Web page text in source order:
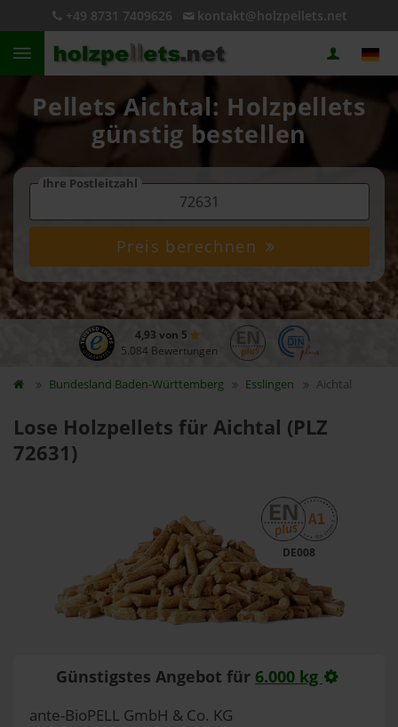
+49 8731 7409626 kontakt@holzpellets.net
Pellets Aichtal: Holzpellets
günstig bestellen
Ihre Postleitzahl
Preis berechnen
4,93 von 5
5.084 Bewertungen
Bundesland Baden-Württemberg Esslingen Aichtal
Lose Holzpellets für Aichtal (PLZ
72631)
DE008
Günstigstes Angebot für 6.000 kg
ante-BioPELL GmbH & Co. KG